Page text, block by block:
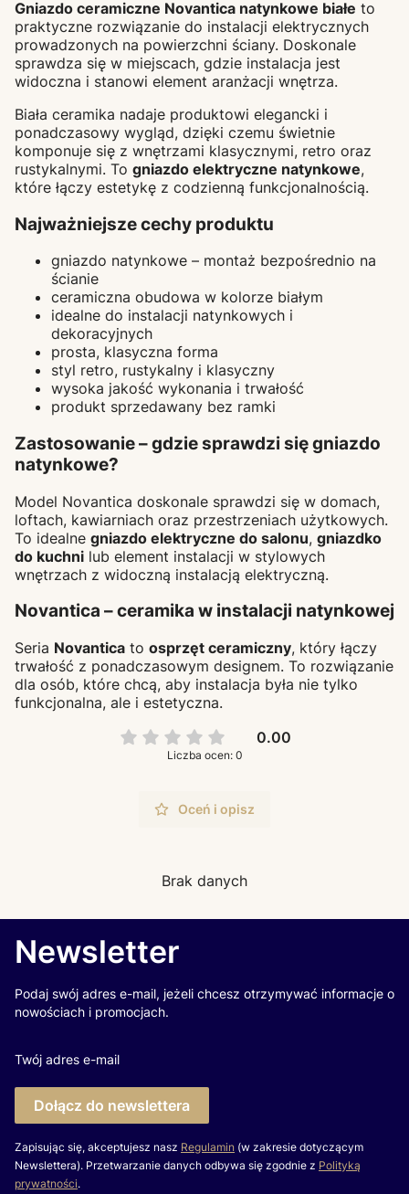
Gniazdo ceramiczne Novantica natynkowe białe to
praktyczne rozwiązanie do instalacji elektrycznych
prowadzonych na powierzchni ściany. Doskonale
sprawdza się w miejscach, gdzie instalacja jest
widoczna i stanowi element aranżacji wnętrza.
Biała ceramika nadaje produktowi elegancki i
ponadczasowy wygląd, dzięki czemu świetnie
komponuje się z wnętrzami klasycznymi, retro oraz
rustykalnymi. To gniazdo elektryczne natynkowe,
które łączy estetykę z codzienną funkcjonalnością.
Najważniejsze cechy produktu
gniazdo natynkowe – montaż bezpośrednio na
ścianie
ceramiczna obudowa w kolorze białym
idealne do instalacji natynkowych i
dekoracyjnych
prosta, klasyczna forma
styl retro, rustykalny i klasyczny
wysoka jakość wykonania i trwałość
produkt sprzedawany bez ramki
Zastosowanie – gdzie sprawdzi się gniazdo
natynkowe?
Model Novantica doskonale sprawdzi się w domach,
loftach, kawiarniach oraz przestrzeniach użytkowych.
To idealne gniazdo elektryczne do salonu, gniazdko
do kuchni lub element instalacji w stylowych
wnętrzach z widoczną instalacją elektryczną.
Novantica – ceramika w instalacji natynkowej
Seria Novantica to osprzęt ceramiczny, który łączy
trwałość z ponadczasowym designem. To rozwiązanie
dla osób, które chcą, aby instalacja była nie tylko
funkcjonalna, ale i estetyczna.
0.00
Liczba ocen: 0
Oceń i opisz
Brak danych
Newsletter
Podaj swój adres e-mail, jeżeli chcesz otrzymywać informacje o
nowościach i promocjach.
Twój adres e-mail
Dołącz do newslettera
Zapisując się, akceptujesz nasz Regulamin (w zakresie dotyczącym
Newslettera). Przetwarzanie danych odbywa się zgodnie z Polityką
prywatności.